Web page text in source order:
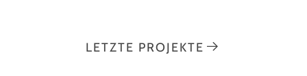
LETZTE PROJEKTE